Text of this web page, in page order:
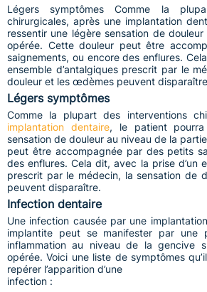
Légers symptômes Comme la
chirurgicales, après une implantation
ressentir une légère sensation de
opérée. Cette douleur peut être
saignements, ou encore des enflures.
ensemble d’antalgiques prescrit par le
douleur et les œdèmes peuvent
Légers symptômes
Comme la plupart des interventions
implantation dentaire, le patient pourra
sensation de douleur au niveau de la
peut être accompagnée par des petits
des enflures. Cela dit, avec la prise d’un
prescrit par le médecin, la sensation de
peuvent disparaître.
Infection dentaire
Une infection causée par une
implantite peut se manifester par une
inflammation au niveau de la gencive
opérée. Voici une liste de symptômes
repérer l’apparition d’une
infection :